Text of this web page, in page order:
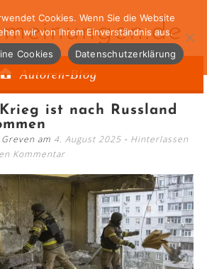
Autoren-Blog
ist nach Russland
am 4. August 2025
Hinterlassen
Kommentar
Cookies. Wenn Sie die Website
wir von Ihrem Einverständnis aus.
Cookies Datenschutzerklärung